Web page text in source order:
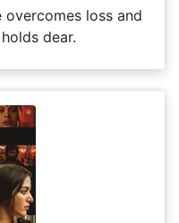
loss and
dear.